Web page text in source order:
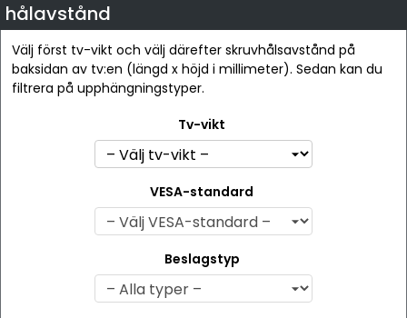
hålavstånd
Välj först tv-vikt och välj därefter skruvhålsavstånd på
baksidan av tv:en (längd x höjd i millimeter). Sedan kan du
filtrera på upphängningstyper.
Tv-vikt
VESA-standard
Beslagstyp